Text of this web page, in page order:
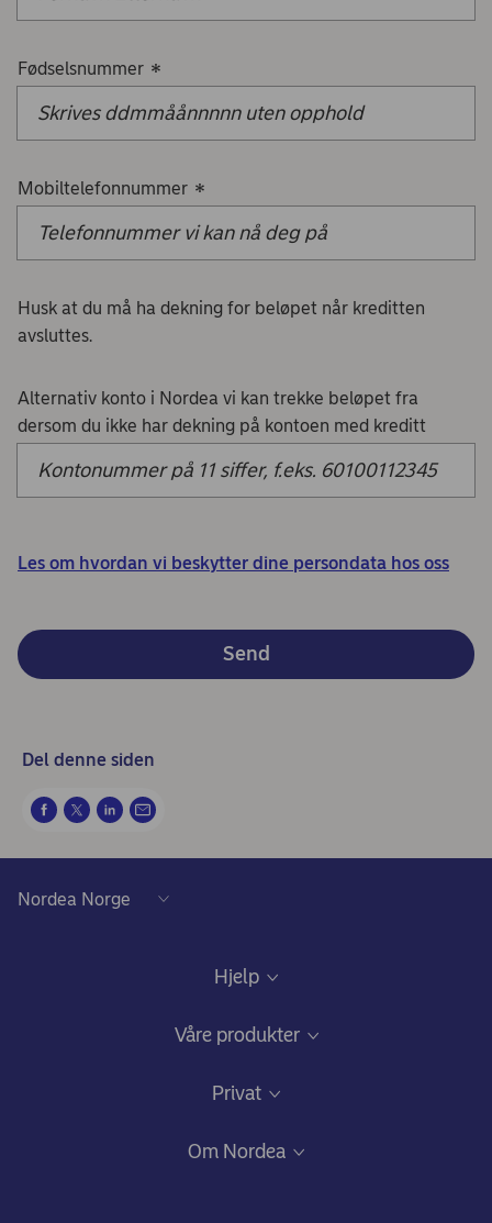
Fødselsnummer *
Mobiltelefonnummer *
Husk at du må ha dekning for beløpet når kreditten
avsluttes.
Alternativ konto i Nordea vi kan trekke beløpet fra
dersom du ikke har dekning på kontoen med kreditt
Les om hvordan vi beskytter dine persondata hos oss
Send
Del denne siden
Hjelp
Våre produkter
Privat
Om Nordea